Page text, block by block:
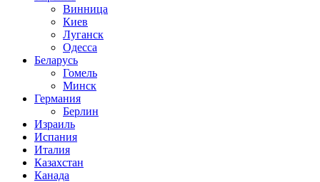
Винница
Киев
Луганск
Одесса
Беларусь
Гомель
Минск
Германия
Берлин
Израиль
Испания
Италия
Казахстан
Канада